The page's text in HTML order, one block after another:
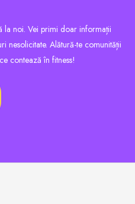
la noi. Vei primi doar informații
nesolicitate. Alătură-te comunității
contează în fitness!